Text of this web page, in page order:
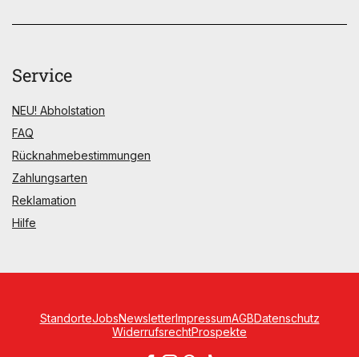
Service
NEU! Abholstation
FAQ
Rücknahmebestimmungen
Zahlungsarten
Reklamation
Hilfe
StandorteJobsNewsletterImpressumAGBDatenschutz
WiderrufsrechtProspekte